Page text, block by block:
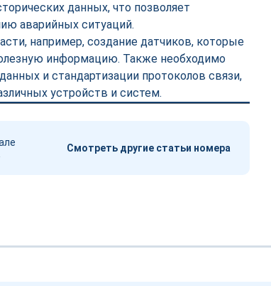
данных, что позволяет
аварийных ситуаций.
например, создание датчиков, которые
информацию. Также необходимо
и стандартизации протоколов связи,
устройств и систем.
Смотреть другие статьи номера